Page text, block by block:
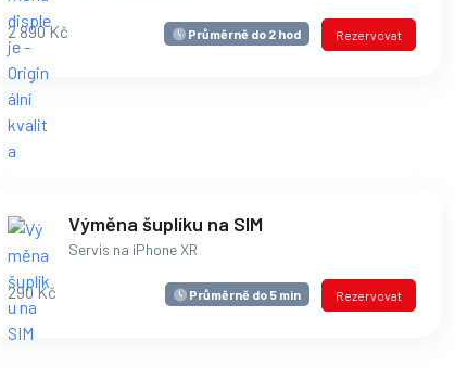
2 890 Kč Průměrně do 2 hod Rezervovat
Výměna šuplíku na SIM
Servis na iPhone XR
290 Kč Průměrně do 5 min Rezervovat